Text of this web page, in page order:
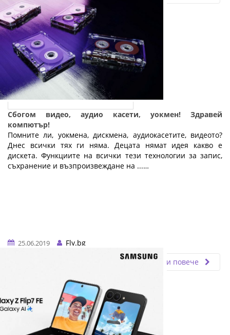
Сбогом видео, аудио касети, уокмен! Здравей
компютър!
Помните ли, уокмена, дискмена, аудиокасетите, видеото?
Днес всички тях ги няма. Децата нямат идея какво е
дискета. Функциите на всички тези технологии за запис,
съхранение и възпроизвеждане на ...…
25.06.2019
Fly.bg
Прочети повече